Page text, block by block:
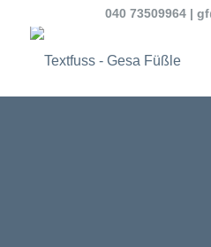
040 73509964 |